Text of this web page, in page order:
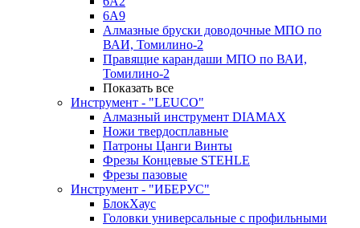
6A9
Алмазные бруски доводочные МПО по
ВАИ, Томилино-2
Правящие карандаши МПО по ВАИ,
Томилино-2
Показать все
Инструмент - "LEUCO"
Алмазный инструмент DIAMAX
Ножи твердосплавные
Патроны Цанги Винты
Фрезы Концевые STEHLE
Фрезы пазовые
Инструмент - "ИБЕРУС"
БлокХаус
Головки универсальные с профильными